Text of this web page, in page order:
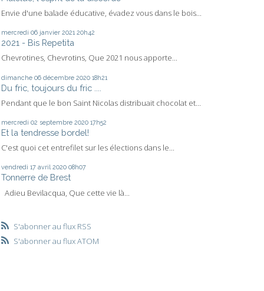
Envie d'une balade éducative, évadez vous dans le bois...
mercredi 06 janvier 2021 20h42
2021 - Bis Repetita
Chevrotines, Chevrotins, Que 2021 nous apporte...
dimanche 06 décembre 2020 18h21
Du fric, toujours du fric ....
Pendant que le bon Saint Nicolas distribuait chocolat et...
mercredi 02 septembre 2020 17h52
Et la tendresse bordel!
C'est quoi cet entrefilet sur les élections dans le...
vendredi 17 avril 2020 08h07
Tonnerre de Brest
Adieu Bevilacqua, Que cette vie là...
S'abonner au flux RSS
S'abonner au flux ATOM